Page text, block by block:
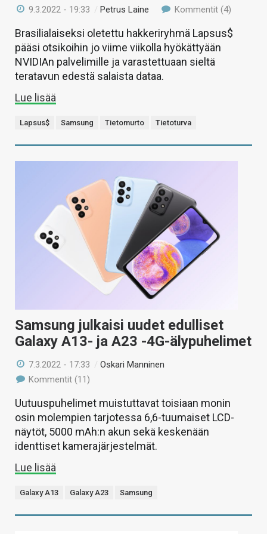
9.3.2022 - 19:33 /Petrus Laine Kommentit (4)
Brasilialaiseksi oletettu hakkeriryhmä Lapsus$
pääsi otsikoihin jo viime viikolla hyökättyään
NVIDIAn palvelimille ja varastettuaan sieltä
teratavun edestä salaista dataa.
Lue lisää
Lapsus$ Samsung Tietomurto Tietoturva
Samsung julkaisi uudet edulliset
Galaxy A13- ja A23 -4G-älypuhelimet
7.3.2022 - 17:33 /Oskari Manninen
Kommentit (11)
Uutuuspuhelimet muistuttavat toisiaan monin
osin molempien tarjotessa 6,6-tuumaiset LCD-
näytöt, 5000 mAh:n akun sekä keskenään
identtiset kamerajärjestelmät.
Lue lisää
Galaxy A13 Galaxy A23 Samsung